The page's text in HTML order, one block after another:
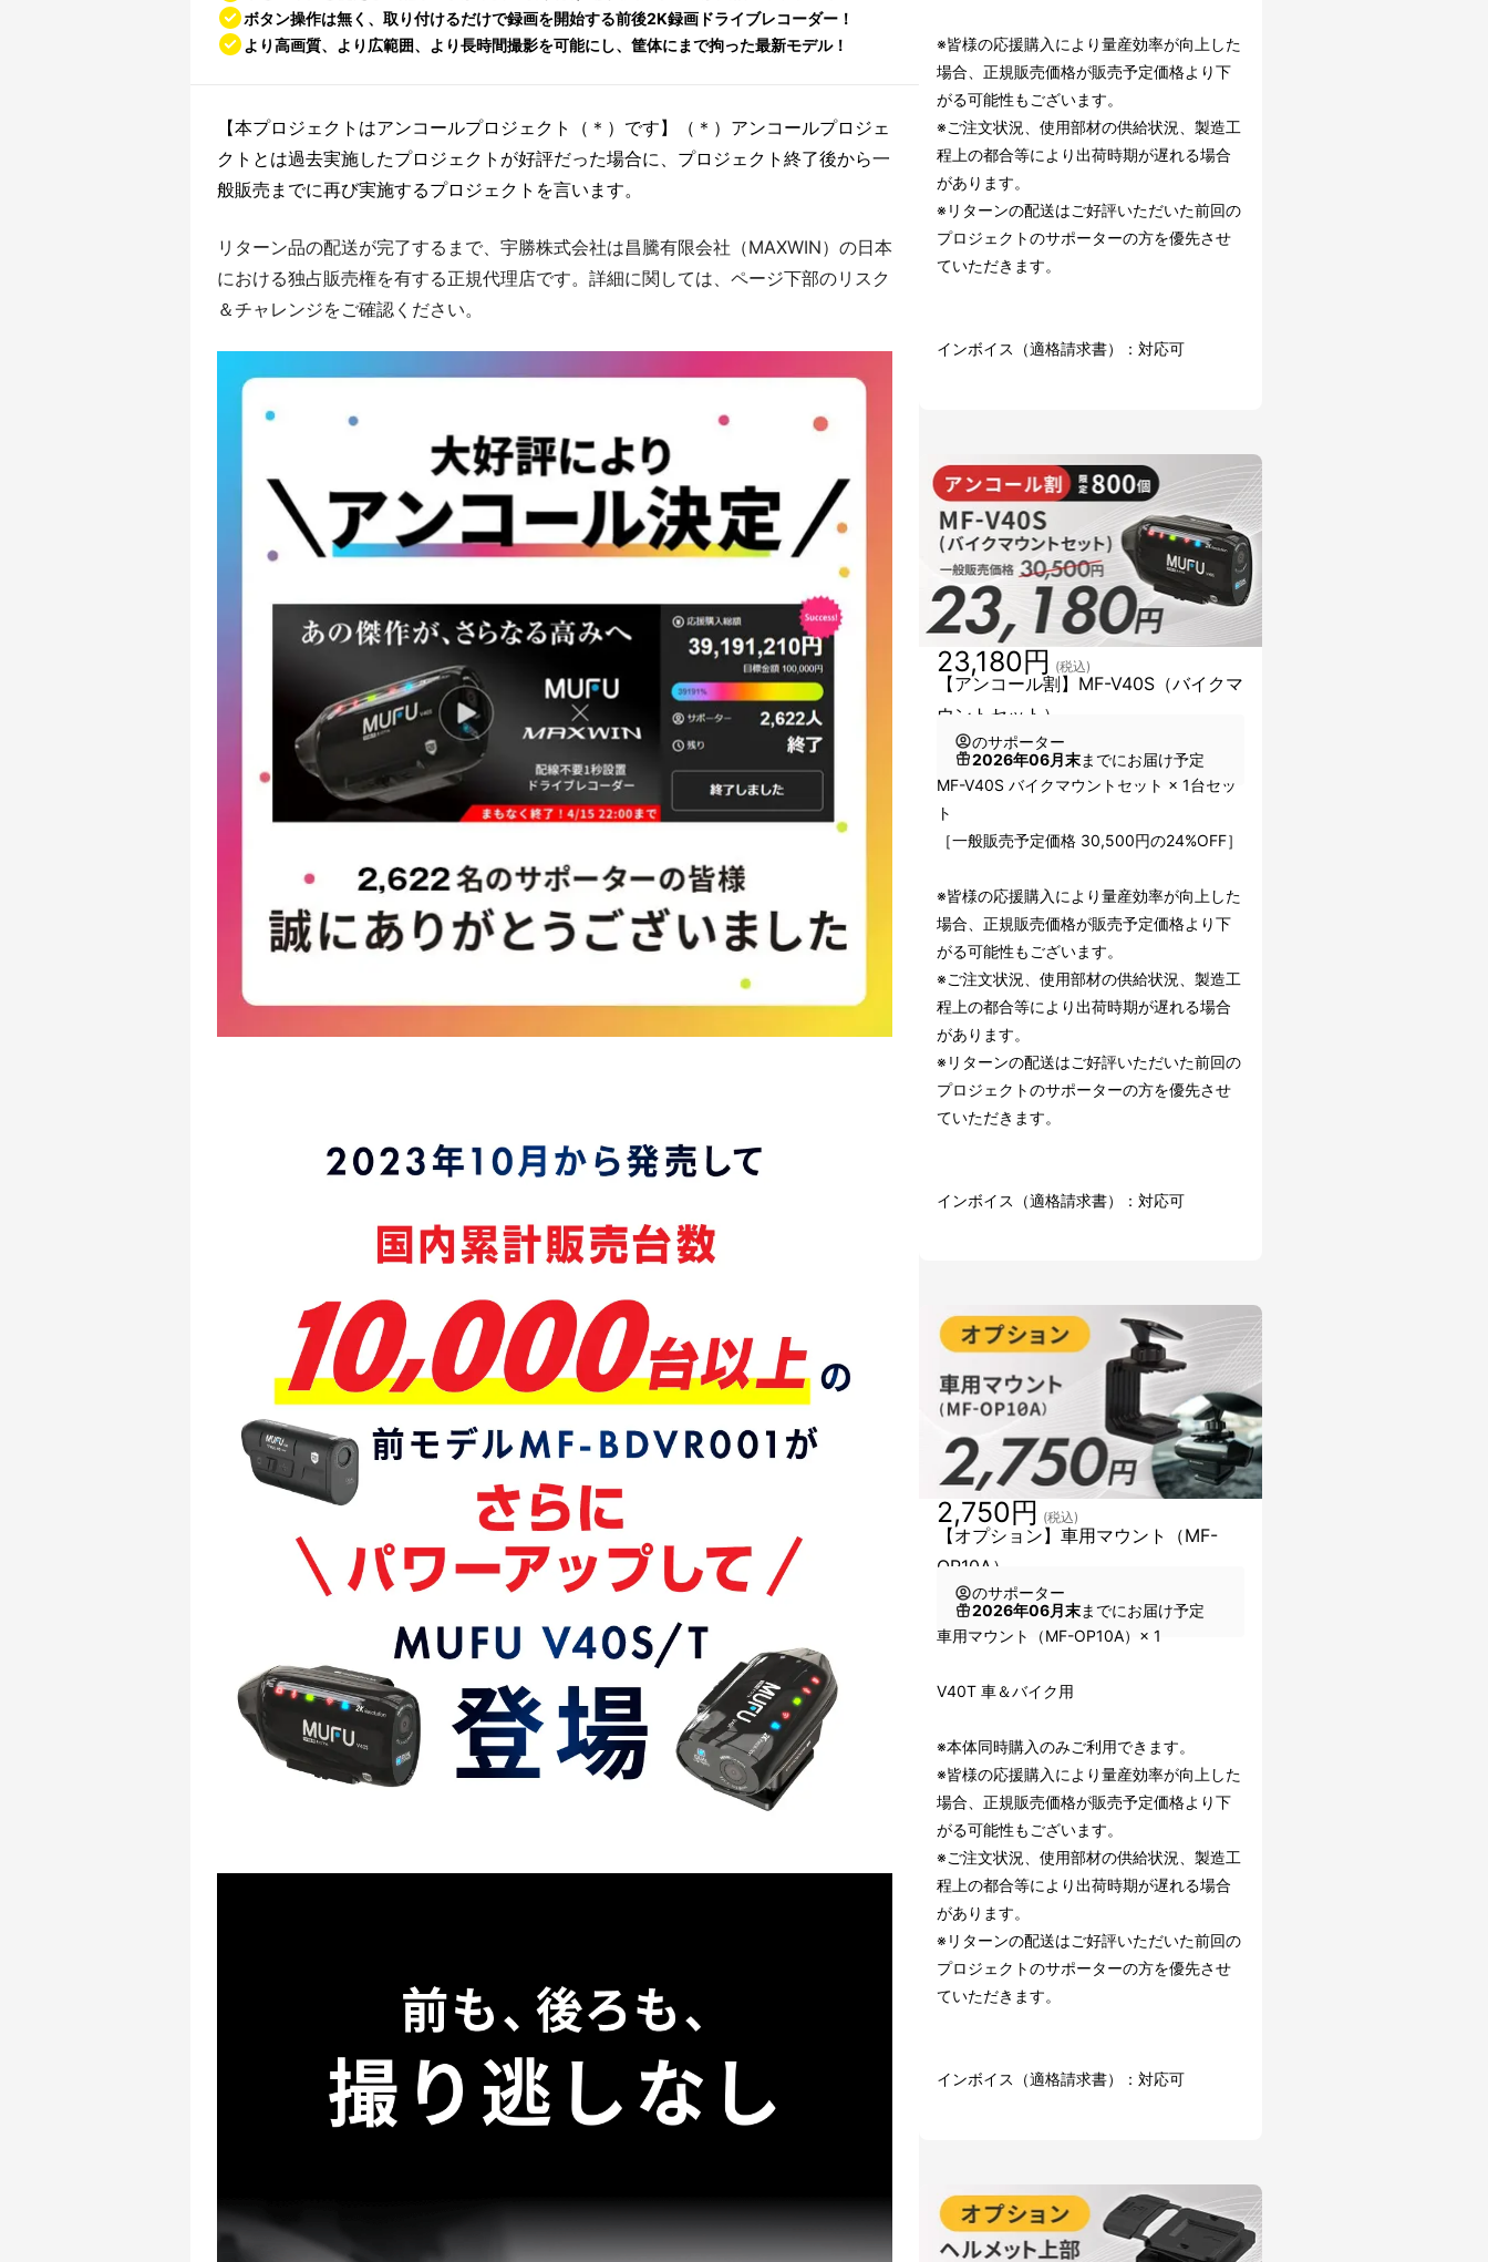
ボタン操作は無く、取り付けるだけで録画を開始する前後2K録画ドライブレコーダー！
より高画質、より広範囲、より長時間撮影を可能にし、筐体にまで拘った最新モデル！
【本プロジェクトはアンコールプロジェクト（＊）です】（＊）アンコールプロジェ
クトとは過去実施したプロジェクトが好評だった場合に、プロジェクト終了後から一
般販売までに再び実施するプロジェクトを言います。
リターン品の配送が完了するまで、宇勝株式会社は昌騰有限会社（MAXWIN）の日本
における独占販売権を有する正規代理店です。詳細に関しては、ページ下部のリスク
＆チャレンジをご確認ください。
※皆様の応援購入により量産効率が向上した
場合、正規販売価格が販売予定価格より下
がる可能性もございます。
※ご注文状況、使用部材の供給状況、製造工
程上の都合等により出荷時期が遅れる場合
があります。
※リターンの配送はご好評いただいた前回の
プロジェクトのサポーターの方を優先させ
ていただきます。
インボイス（適格請求書）：対応可
【アンコール割】MF-V40S（バイクマ
ウントセット）
23,180円 (税込)
のサポーター
2026年06月末までにお届け予定
MF-V40S バイクマウントセット × 1台セッ
ト
［一般販売予定価格 30,500円の24%OFF］
※皆様の応援購入により量産効率が向上した
場合、正規販売価格が販売予定価格より下
がる可能性もございます。
※ご注文状況、使用部材の供給状況、製造工
程上の都合等により出荷時期が遅れる場合
があります。
※リターンの配送はご好評いただいた前回の
プロジェクトのサポーターの方を優先させ
ていただきます。
インボイス（適格請求書）：対応可
【オプション】車用マウント（MF-
OP10A）
2,750円 (税込)
のサポーター
2026年06月末までにお届け予定
車用マウント（MF-OP10A）× 1
V40T 車＆バイク用
※本体同時購入のみご利用できます。
※皆様の応援購入により量産効率が向上した
場合、正規販売価格が販売予定価格より下
がる可能性もございます。
※ご注文状況、使用部材の供給状況、製造工
程上の都合等により出荷時期が遅れる場合
があります。
※リターンの配送はご好評いただいた前回の
プロジェクトのサポーターの方を優先させ
ていただきます。
インボイス（適格請求書）：対応可